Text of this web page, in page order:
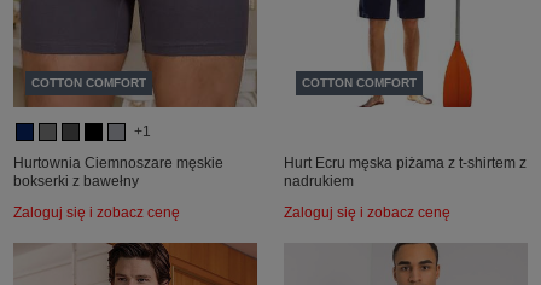
COTTON COMFORT
+1
Hurtownia Ciemnoszare męskie
bokserki z bawełny
Zaloguj się i zobacz cenę
COTTON COMFORT
Hurt Ecru męska piżama z t-shirtem z
nadrukiem
Zaloguj się i zobacz cenę